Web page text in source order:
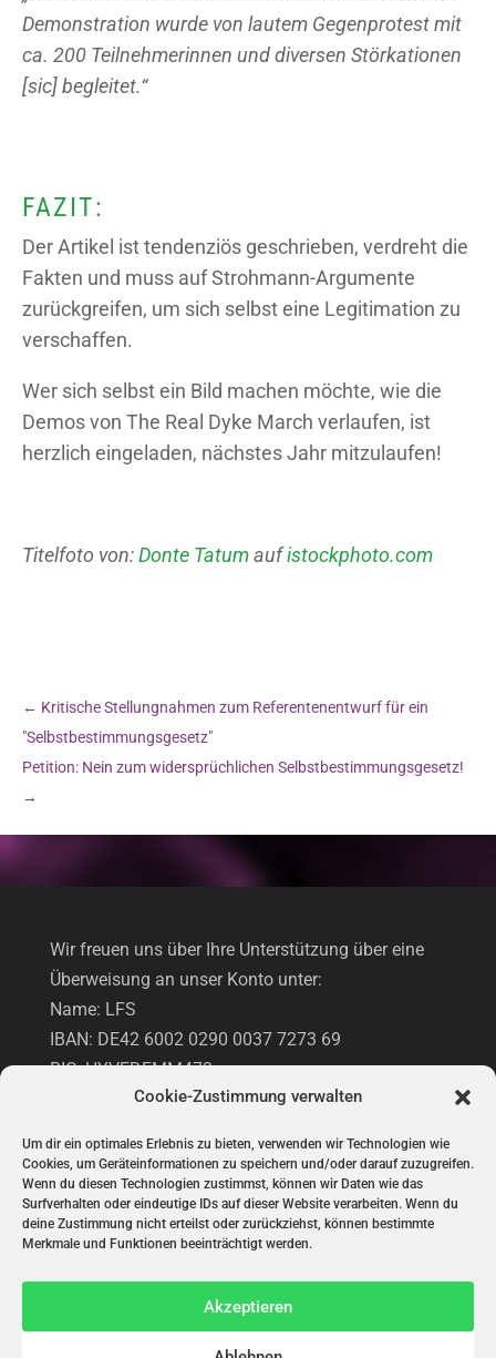
Cookie-Zustimmung verwalten
Um dir ein optimales Erlebnis zu bieten, verwenden wir Technologien wie
Cookies, um Geräteinformationen zu speichern und/oder darauf zuzugreifen.
Wenn du diesen Technologien zustimmst, können wir Daten wie das
Surfverhalten oder eindeutige IDs auf dieser Website verarbeiten. Wenn du
deine Zustimmung nicht erteilst oder zurückziehst, können bestimmte
Merkmale und Funktionen beeinträchtigt werden.
Akzeptieren
Demonstration wurde von lautem Gegenprotest mit
ca. 200 Teilnehmerinnen und diversen Störkationen
[sic] begleitet.“
FAZIT:
Der Artikel ist tendenziös geschrieben, verdreht die
Fakten und muss auf Strohmann-Argumente
zurückgreifen, um sich selbst eine Legitimation zu
verschaffen.
Wer sich selbst ein Bild machen möchte, wie die
Demos von The Real Dyke March verlaufen, ist
herzlich eingeladen, nächstes Jahr mitzulaufen!
Titelfoto von:Donte Tatumaufistockphoto.com
← Kritische Stellungnahmen zum Referentenentwurf für ein
"Selbstbestimmungsgesetz"
Petition: Nein zum widersprüchlichen Selbstbestimmungsgesetz!
→
Wir freuen uns über Ihre Unterstützung über eine
Überweisung an unser Konto unter:
Name: LFS
IBAN: DE42 6002 0290 0037 7273 69
BIC: HYVEDEMM473
Hypovereinsbank
UNTERSTÜTZUNG VIA PAYPAL